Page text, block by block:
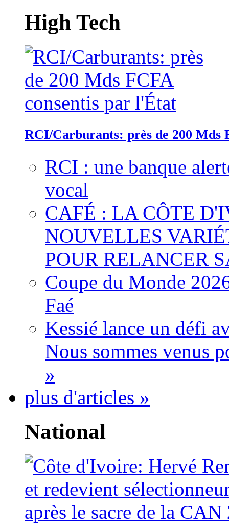
High Tech
RCI/Carburants: près de 200 Mds
RCI : une banque
vocal
CAFÉ : LA CÔTE
NOUVELLES
POUR RELANCER
Coupe du Monde
Faé
Kessié lance un défi
Nous sommes venus
»
plus d'articles »
National